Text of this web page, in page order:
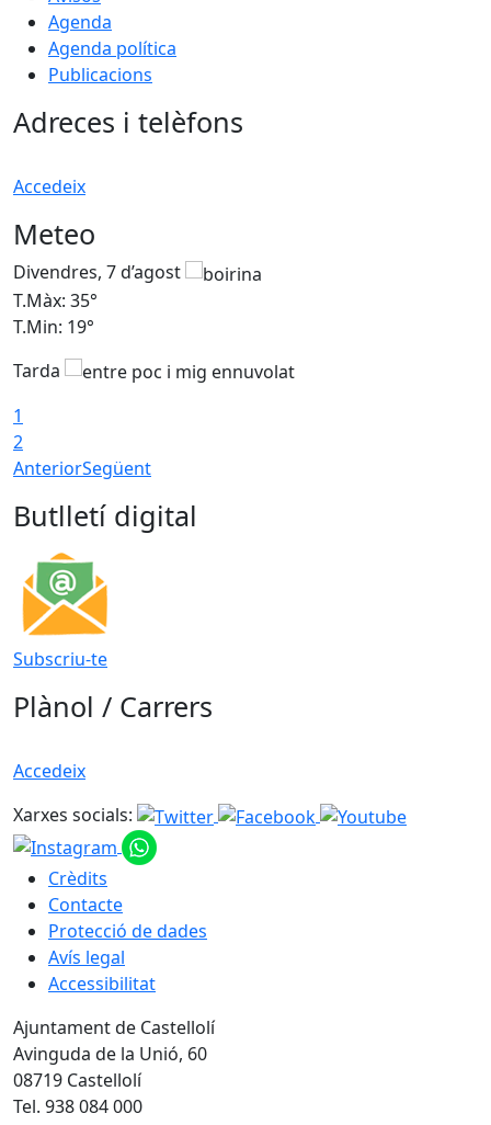
Agenda
Agenda política
Publicacions
Adreces i telèfons
Accedeix
Meteo
Divendres, 7 d’agost
T.Màx: 35°
T.Min: 19°
Tarda
1
2
AnteriorSegüent
Butlletí digital
Subscriu-te
Plànol / Carrers
Accedeix
Xarxes socials:
Crèdits
Contacte
Protecció de dades
Avís legal
Accessibilitat
Ajuntament de Castellolí
Avinguda de la Unió, 60
08719 Castellolí
Tel. 938 084 000